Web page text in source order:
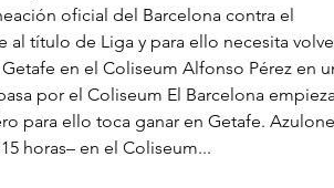
oficial del Barcelona contra el
al título de Liga y para ello necesita
en el Coliseum Alfonso Pérez en
por el Coliseum El Barcelona
para ello toca ganar en Getafe.
horas– en el Coliseum...